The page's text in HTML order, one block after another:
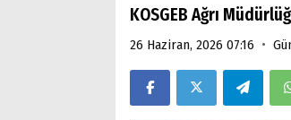
KOSGEB Ağrı
26 Haziran, 2026 07:16 •